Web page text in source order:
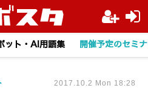
ット・AI用語集 開催予定のセミ
2017.10.2 Mon 18:28